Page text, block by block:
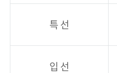
특 선
입 선